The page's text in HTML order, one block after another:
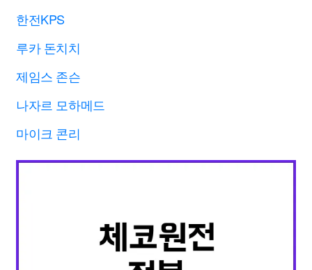
한전KPS
루카 돈치치
제임스 존슨
나자르 모하메드
마이크 콘리